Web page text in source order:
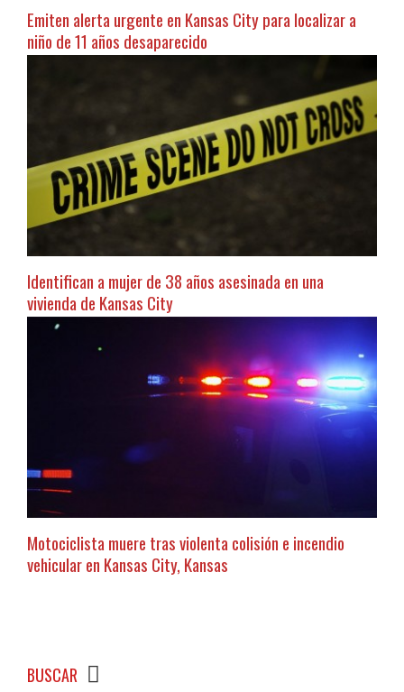
Emiten alerta urgente en Kansas City para localizar a
niño de 11 años desaparecido
Identifican a mujer de 38 años asesinada en una
vivienda de Kansas City
Motociclista muere tras violenta colisión e incendio
vehicular en Kansas City, Kansas
BUSCAR